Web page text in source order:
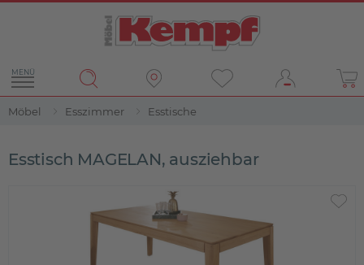
MENÜ
Möbel Esszimmer Esstische
Esstisch MAGELAN, ausziehbar